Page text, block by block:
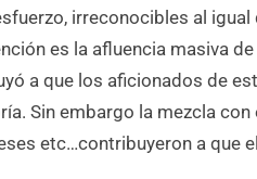
irreconocibles al
es la afluencia masiva
a que los aficionados de
Sin embargo la mezcla
etc…contribuyeron a que